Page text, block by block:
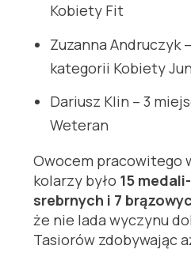
Kobiety Fit
Zuzanna Andruczyk
kategorii Kobiety
Dariusz Klin – 3
Weteran
Owocem pracowitego
kolarzy było 15
srebrnych i 7
że nie lada wyczynu
Tasiorów zdobywając